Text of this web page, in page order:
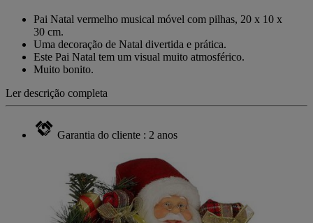
classificação
mesma
página.
Pai Natal vermelho musical móvel com pilhas, 20 x 10 x
30 cm.
Uma decoração de Natal divertida e prática.
Este Pai Natal tem um visual muito atmosférico.
Muito bonito.
Ler descrição completa
Garantia do cliente : 2 anos